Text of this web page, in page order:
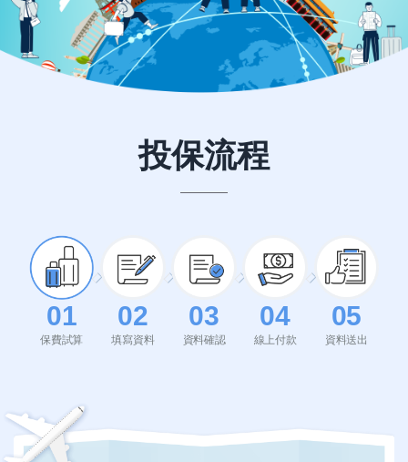
投保流程
01
保費試算
02
填寫資料
03
資料確認
04
線上付款
05
資料送出